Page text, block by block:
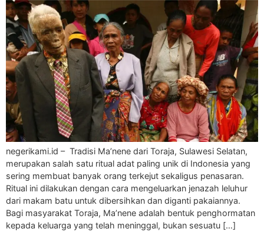
negerikami.id – Tradisi Ma’nene dari Toraja, Sulawesi Selatan,
merupakan salah satu ritual adat paling unik di Indonesia yang
sering membuat banyak orang terkejut sekaligus penasaran.
Ritual ini dilakukan dengan cara mengeluarkan jenazah leluhur
dari makam batu untuk dibersihkan dan diganti pakaiannya.
Bagi masyarakat Toraja, Ma’nene adalah bentuk penghormatan
kepada keluarga yang telah meninggal, bukan sesuatu […]